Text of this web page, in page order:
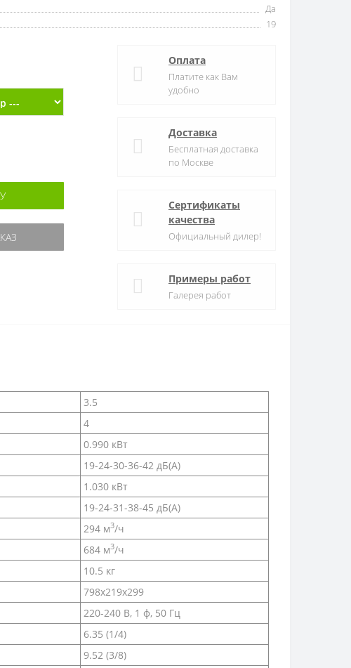
Да
19
Оплата
Платите как Вам
удобно
Доставка
Бесплатная доставка
по Москве
Сертификаты
качества
Официальный дилер!
Примеры работ
Галерея работ
3.5
4
0.990 кВт
19-24-30-36-42 дБ(А)
1.030 кВт
19-24-31-38-45 дБ(А)
294 м3/ч
684 м3/ч
10.5 кг
798x219x299
220-240 В, 1 ф, 50 Гц
6.35 (1/4)
9.52 (3/8)